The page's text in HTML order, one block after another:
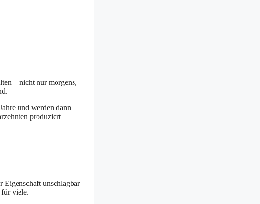
– nicht nur morgens,
und werden dann
produziert
Eigenschaft unschlagbar
für viele.